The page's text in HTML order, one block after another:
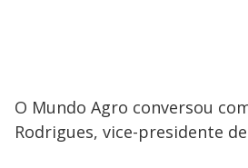
O Mundo Agro conversou
Rodrigues, vice-presidente